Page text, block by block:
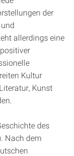
der
allerdings eine
Kultur
Kunst
des
Nach dem